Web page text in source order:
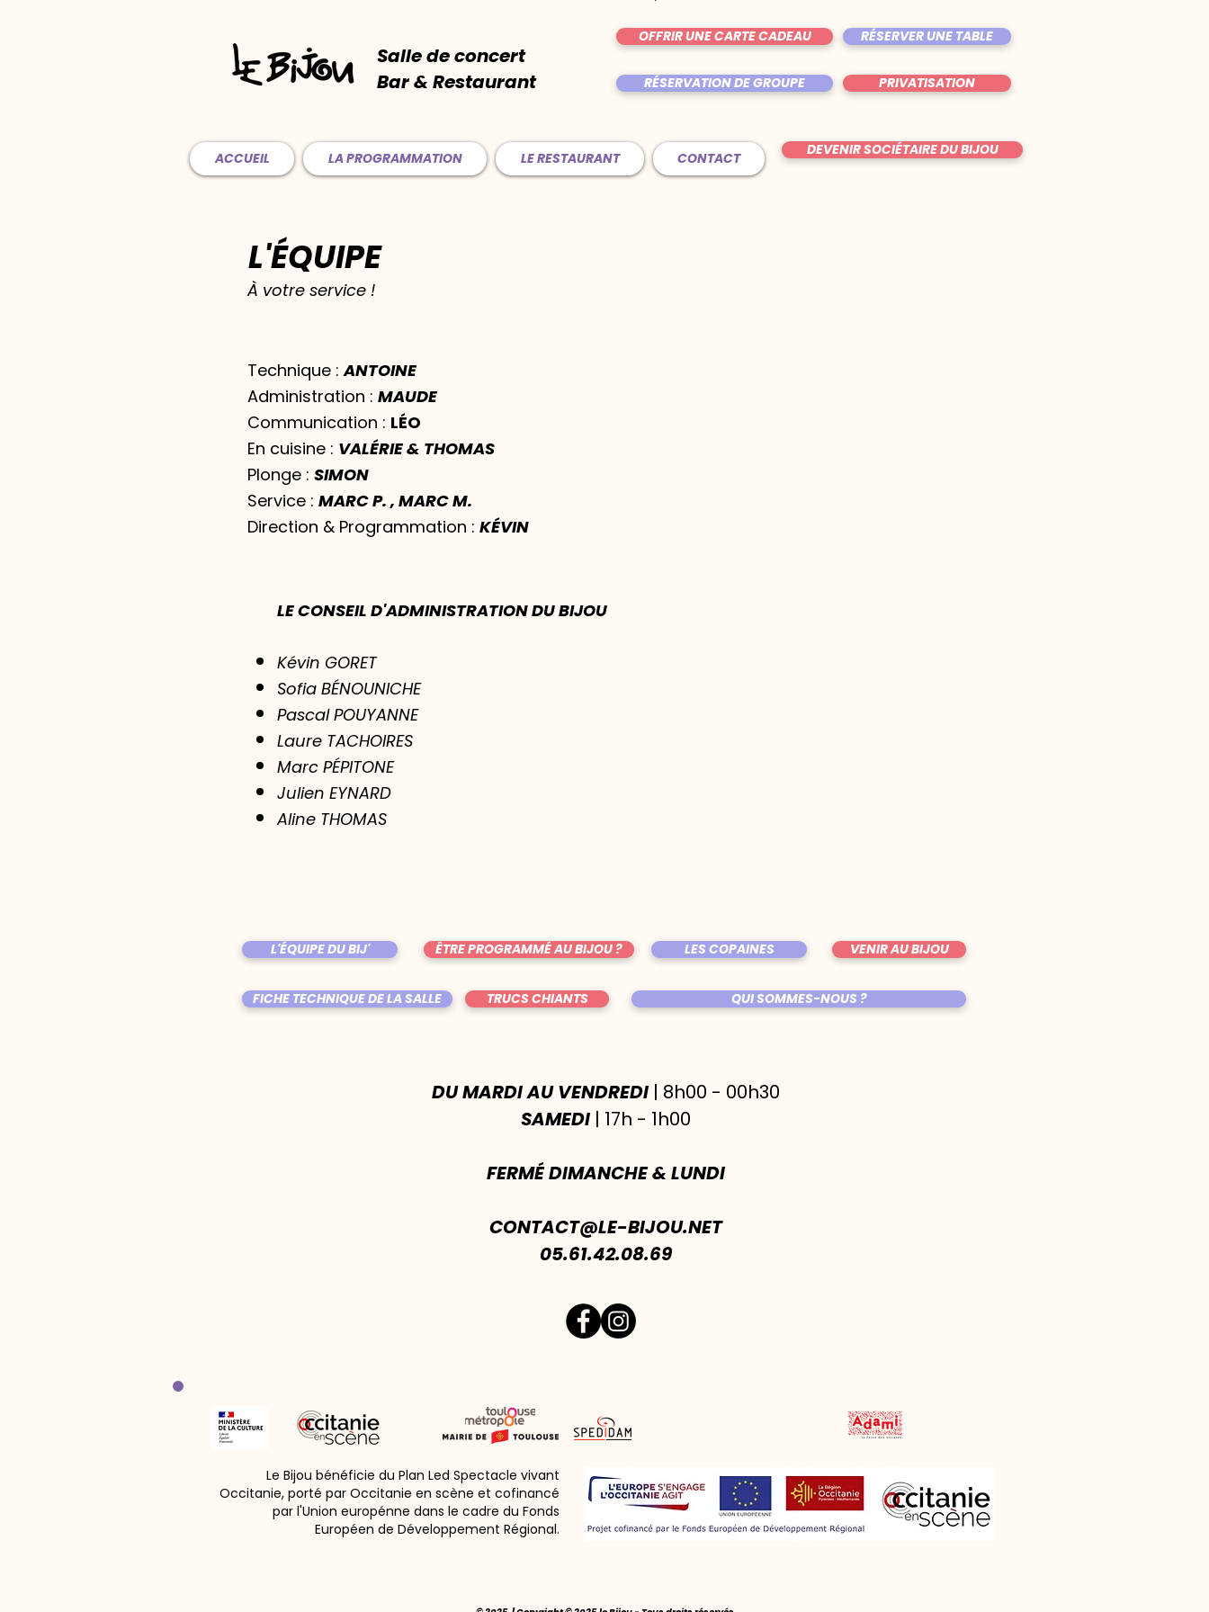
Salle de concert
Bar & Restaurant
OFFRIR UNE CARTE CADEAU RÉSERVER UNE TABLE
RÉSERVATION DE GROUPE PRIVATISATION
ACCUEIL LA PROGRAMMATION LE RESTAURANT CONTACT DEVENIR SOCIÉTAIRE DU BIJOU
L'ÉQUIPE
À votre service !
Technique :ANTOINE
Administration : MAUDE
Communication : LÉO
En cuisine : VALÉRIE & THOMAS
Plonge : SIMON
Service : MARC P. , MARC M.
Direction & Programmation : KÉVIN
LE CONSEIL D'ADMINISTRATION DU BIJOU
Kévin GORET
Sofia BÉNOUNICHE
Pascal POUYANNE
Laure TACHOIRES
Marc PÉPITONE
Julien EYNARD
Aline THOMAS
L'ÉQUIPE DU BIJ' ÊTRE PROGRAMMÉ AU BIJOU ? LES COPAINES VENIR AU BIJOU
FICHE TECHNIQUE DE LA SALLE TRUCS CHIANTS QUI SOMMES-NOUS ?
DU MARDI AU VENDREDI| 8h00 - 00h30
SAMEDI| 17h - 1h00
FERMÉ DIMANCHE & LUNDI
CONTACT@LE-BIJOU.NET
05.61.42.08.69
Le Bijou bénéficie du Plan Led Spectacle vivant
Occitanie, porté par Occitanie en scène et cofinancé
par l'Union europénne dans le cadre du Fonds
Européen de Développement Régional.